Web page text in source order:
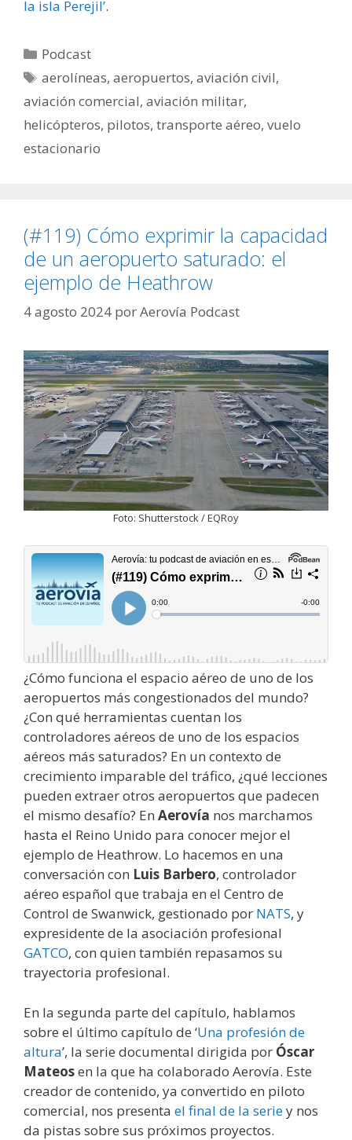
la isla Perejil’.
Categorías
Podcast
Etiquetas
aerolíneas,aeropuertos,aviación civil,
aviación comercial, aviación militar,
helicópteros, pilotos, transporte aéreo, vuelo
estacionario
(#119) Cómo exprimir la capacidad
de un aeropuerto saturado: el
ejemplo de Heathrow
4 agosto 2024 porAerovía Podcast
Foto: Shutterstock / EQRoy
¿Cómo funciona el espacio aéreo de uno de los
aeropuertos más congestionados del mundo?
¿Con qué herramientas cuentan los
controladores aéreos de uno de los espacios
aéreos más saturados? En un contexto de
crecimiento imparable del tráfico, ¿qué lecciones
pueden extraer otros aeropuertos que padecen
el mismo desafío? En Aerovía nos marchamos
hasta el Reino Unido para conocer mejor el
ejemplo de Heathrow. Lo hacemos en una
conversación con Luis Barbero, controlador
aéreo español que trabaja en el Centro de
Control de Swanwick, gestionado por NATS, y
expresidente de la asociación profesional
GATCO, con quien también repasamos su
trayectoria profesional.
En la segunda parte del capítulo, hablamos
sobre el último capítulo de ‘Una profesión de
altura’, la serie documental dirigida por Óscar
Mateosen la que ha colaborado Aerovía. Este
creador de contenido, ya convertido en piloto
comercial, nos presenta el final de la seriey nos
da pistas sobre sus próximos proyectos.